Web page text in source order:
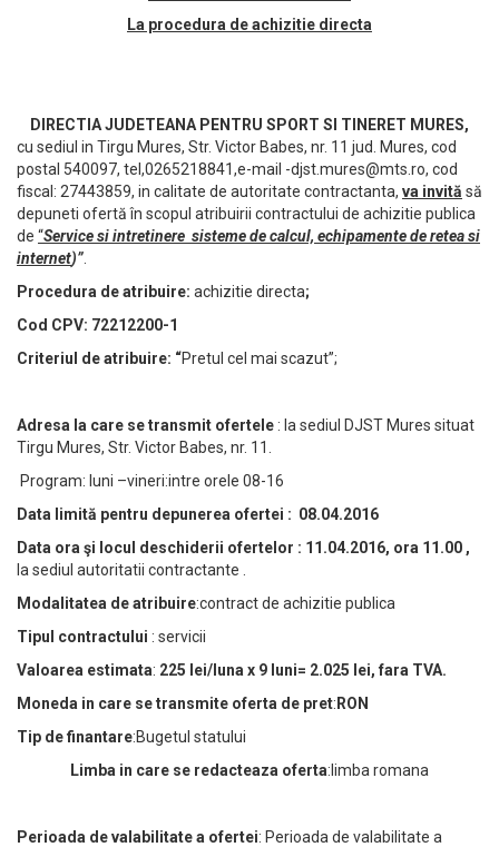
La procedura de achizitie directa
DIRECTIA JUDETEANA PENTRU SPORT SI TINERET MURES,
cu sediul in Tirgu Mures, Str. Victor Babes, nr. 11 jud. Mures, cod
postal 540097, tel,0265218841,e-mail -djst.mures@mts.ro, cod
fiscal: 27443859, in calitate de autoritate contractanta, va invită să
depuneti ofertă în scopul atribuirii contractului de achizitie publica
de “Service si intretinere sisteme de calcul, echipamente de retea si
internet)”
Procedura de atribuire: achizitie directa;
Cod CPV: 72212200-1
Criteriul de atribuire: “Pretul cel mai scazut”;
Adresa la care se transmit ofertele : la sediul DJST Mures situat
Tirgu Mures, Str. Victor Babes, nr. 11.
Program: luni –vineri:intre orele 08-16
Data limită pentru depunerea ofertei : 08.04.2016
Data ora şi locul deschiderii ofertelor : 11 .04.2016, ora 11.00 ,
la sediul autoritatii contractante .
Modalitatea de atribuire:contract de achizitie publica
Tipul contractului : servicii
Valoarea estimata: 225 lei/luna x 9 luni= 2.025 lei, fara TVA.
Moneda in care se transmite oferta de pret: RON
Tip de finantare:Bugetul statului
Limba in care se redacteaza oferta:limba romana
Perioada de valabilitate a ofertei: Perioada de valabilitate a